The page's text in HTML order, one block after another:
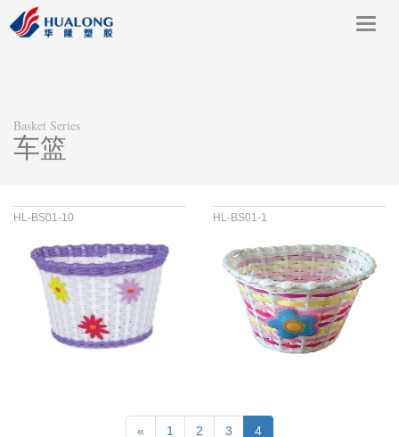
Basket Series
车篮
HL-BS01-10 HL-BS01-1
« 1 2 3 4